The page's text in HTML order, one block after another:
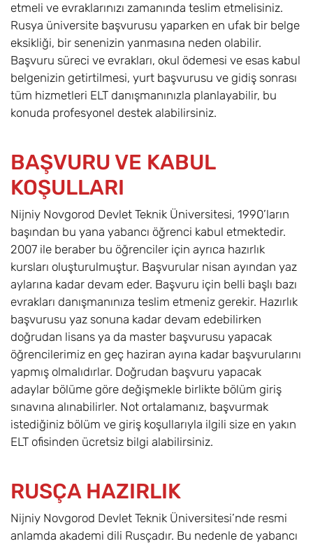
etmeli ve evraklarınızı zamanında teslim etmelisiniz.
Rusya üniversite başvurusu yaparken en ufak bir belge
eksikliği, bir senenizin yanmasına neden olabilir.
Başvuru süreci ve evrakları, okul ödemesi ve esas kabul
belgenizin getirtilmesi, yurt başvurusu ve gidiş sonrası
tüm hizmetleri ELT danışmanınızla planlayabilir, bu
konuda profesyonel destek alabilirsiniz.
BAŞVURU VE KABUL
KOŞULLARI
Nijniy Novgorod Devlet Teknik Üniversitesi, 1990’ların
başından bu yana yabancı öğrenci kabul etmektedir.
2007 ile beraber bu öğrenciler için ayrıca hazırlık
kursları oluşturulmuştur. Başvurular nisan ayından yaz
aylarına kadar devam eder. Başvuru için belli başlı bazı
evrakları danışmanınıza teslim etmeniz gerekir. Hazırlık
başvurusu yaz sonuna kadar devam edebilirken
doğrudan lisans ya da master başvurusu yapacak
öğrencilerimiz en geç haziran ayına kadar başvurularını
yapmış olmalıdırlar. Doğrudan başvuru yapacak
adaylar bölüme göre değişmekle birlikte bölüm giriş
sınavına alınabilirler. Not ortalamanız, başvurmak
istediğiniz bölüm ve giriş koşullarıyla ilgili size en yakın
ELT ofisinden ücretsiz bilgi alabilirsiniz.
RUSÇA HAZIRLIK
Nijniy Novgorod Devlet Teknik Üniversitesi’nde resmi
anlamda akademi dili Rusçadır. Bu nedenle de yabancı